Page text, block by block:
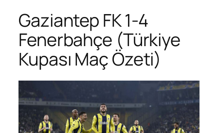
Gaziantep FK 1-4
Fenerbahçe (Türkiye
Kupası Maç Özeti)